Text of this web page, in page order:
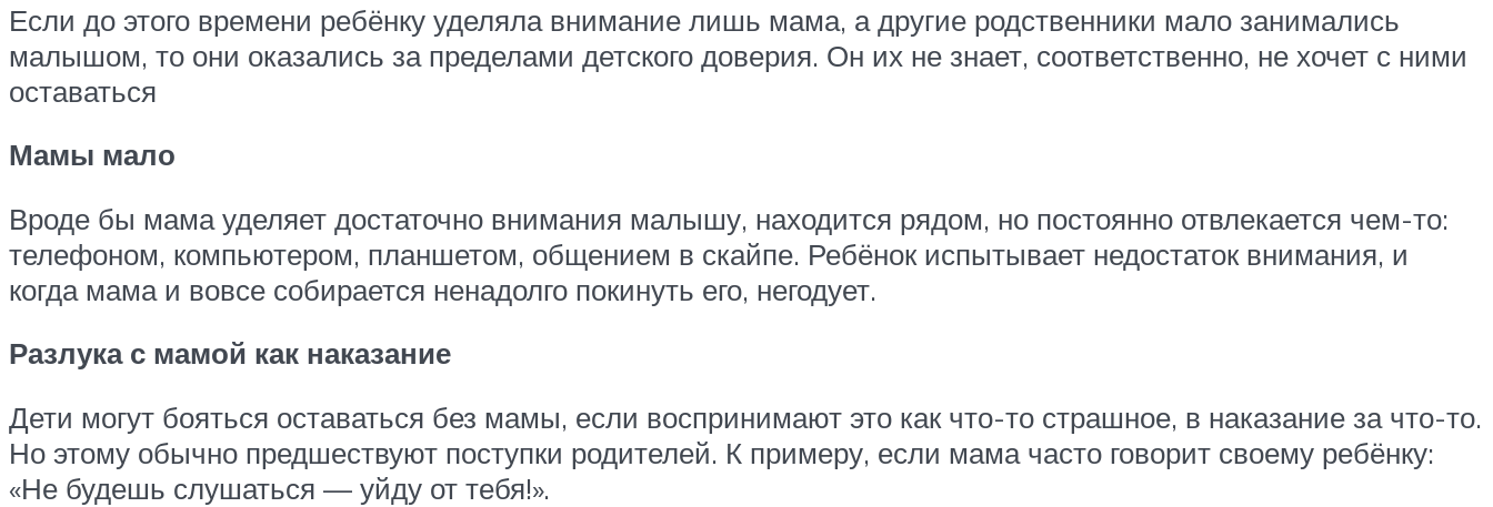
Если до этого времени ребёнку уделяла внимание лишь мама, а другие родственники мало занимались
малышом, то они оказались за пределами детского доверия. Он их не знает, соответственно, не хочет с ними
оставаться
Мамы мало
Вроде бы мама уделяет достаточно внимания малышу, находится рядом, но постоянно отвлекается чем-то:
телефоном, компьютером, планшетом, общением в скайпе. Ребёнок испытывает недостаток внимания, и
когда мама и вовсе собирается ненадолго покинуть его, негодует.
Разлука с мамой как наказание
Дети могут бояться оставаться без мамы, если воспринимают это как что-то страшное, в наказание за что-то.
Но этому обычно предшествуют поступки родителей. К примеру, если мама часто говорит своему ребёнку:
«Не будешь слушаться — уйду от тебя!».